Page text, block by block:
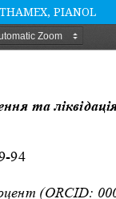
PIANOL